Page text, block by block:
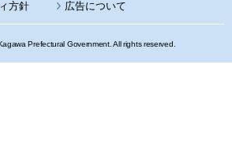
方針 広告について
Prefectural Government. All rights reserved.